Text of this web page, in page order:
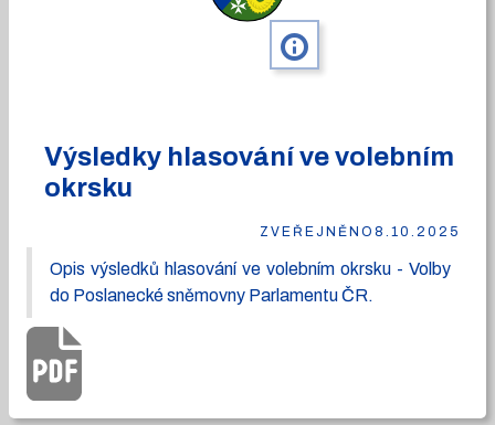
info
Výsledky hlasování ve volebním
okrsku
ZVEŘEJNĚNO 8.10.2025
Opis výsledků hlasování ve volebním okrsku - Volby
do Poslanecké sněmovny Parlamentu ČR.